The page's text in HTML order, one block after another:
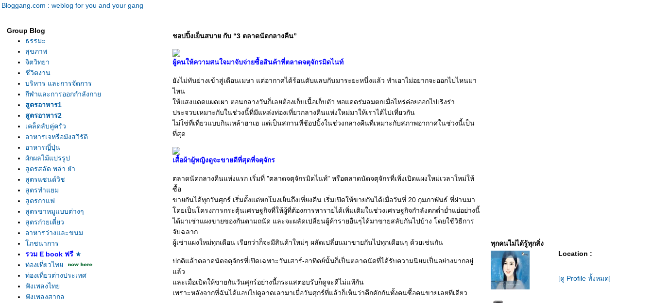
Bloggang.com : weblog for you and your gang
Group Blog
ธรรมะ
สุขภาพ
จิตวิทยา
ชีวิตงาน
บริหาร และการจัดการ
กีฬาและการออกกำลังกา
สูตรอาหาร1
สูตรอาหาร2
เคล็ดลับคู่ครัว
อาหารเจหรือมังสวิรัติ
อาหารญี่ปุ่น
ผักผลไม้แปรรูป
สูตรสลัด พล่า ยำ
สูตรแซนด์วิช
สูตรทำแยม
สูตรกาแฟ
สูตรขาหมูแบบต่างๆ
สูตรก๋วยเตี๋ยว
อาหารว่างและขนม
ภชนาการ
รวม E book ฟรี ★
ท่องเที่ยวไท
ท่องเที่ยวต่างประเทศ
ฟังเพลงไท
ฟังเพลงสากล
ชอปปิ้งเย็นสบาย กับ “3 ตลาดนัดกลางคืน”
ผู้คนให้ความสนใจมาจับจ่ายซื้อสินค้าที่ตลาดจตุจักรมิดไนท์
ังไม่ทันย่างเข้าสู่เดือนเมษา แต่อากาศได้ร้อนตับแลบกันมาระยะหนึ่งแล้ว ทำเอาไม่อยากจะออกไปไหนมา
ไหน
ห้แสงแดดแผดเผา ตอนกลางวันก็เลยต้องเก็บเนื้อเก็บตัว พอแดดร่มลมตกเมื่อไหร่ค่อยออกไปเริงร่า
ประจวบเหมาะกับในช่วงนี้ที่มีแหล่งท่องเที่ยวกลางคืนแห่งใหม่มาให้เราได้ไปเที่ยวกัน
ไม่ใช่ที่เที่ยวแบบกินเหล้าฮาเฮ แต่เป็นสถานที่ช้อปปิ้งในช่วงกลางคืนที่เหมาะกับสภาพอากาศในช่วงนี้เป็น
ที่สุด
เสื้อผ้าผู้หญิงดูจะขายดีที่สุดที่จตุจักร
ตลาดนัดกลางคืนแห่งแรก เริ่มที่ "ตลาดจตุจักรมิดไนท์" หรือตลาดนัดจตุจักรที่เพิ่งเปิดแผงใหม่เวลาใหม่ให้
ซื้อ
ขายกันได้ทุกวันศุกร์ เริ่มตั้งแต่หกโมงเย็นถึงเที่ยงคืน เริ่มเปิดให้ขายกันได้เมื่อวันที่ 20 กุมภาพันธ์ ที่ผ่านมา
ดยเป็นโครงการกระตุ้นเศรษฐกิจที่ให้ผู้ที่ต้องการหารายได้เพิ่มเติมในช่วงเศรษฐกิจกำลังตกต่ำย่ำแย่อย่างนี้
ได้มาเช่าแผงขายของกันตามถนัด และจะผลัดเปลี่ยนผู้ค้ารายอื่นๆได้มาขายสลับกันไปบ้าง โดยใช้วิธีการ
จับฉลาก
ผู้เช่าแผงใหม่ทุกเดือน เรียกว่าก็จะมีสินค้าใหม่ๆ ผลัดเปลี่ยนมาขายกันไปทุกเดือนๆ ด้วยเช่นกัน
ปกติแล้วตลาดนัดจตุจักรที่เปิดเฉพาะวันเสาร์-อาทิตย์นั้นก็เป็นตลาดนัดที่ได้รับความนิยมเป็นอย่างมากอยู่
ล้ว
ละเมื่อเปิดให้ขายกันวันศุกร์อย่างนี้กระแสตอบรับก็ดูจะดีไม่แพ้กัน
เพราะหลังจากที่ฉันได้แอบไปดูลาดเลามาเมื่อวันศุกร์ที่แล้วก็เห็นว่าคึกคักกันทั้งคนซื้อคนขายเลยทีเดียว
ทุกคนไม่ได้รู้ทุกสิ่ง
Location :
[ดู Profile ทั้งหมด]